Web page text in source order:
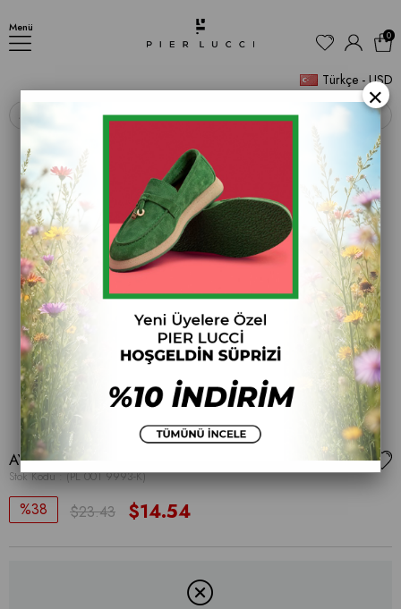
Menü
Türkçe - USD
0
‹ ›
AYAKKABI
Stok Kodu (PL 001 9993-K)
38 $23.43 $14.54
×